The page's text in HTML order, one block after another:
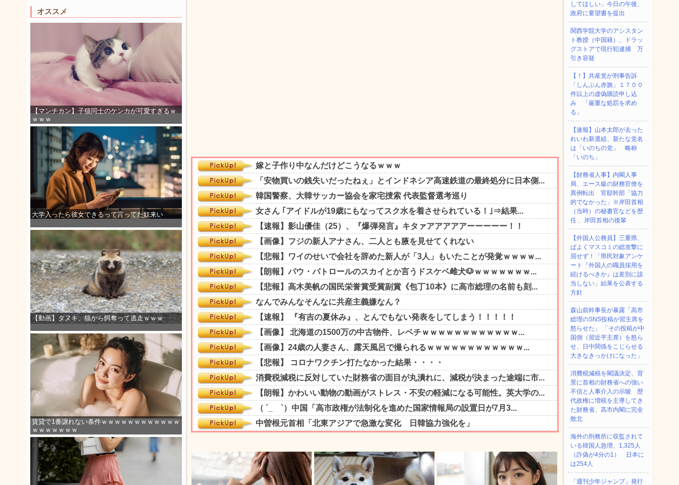
オススメ
【マンチカン】子猫同士のケンカが可愛すぎるｗ
ｗｗｗ
大学入ったら彼女できるって言ってた奴来い
【動画】タヌキ、猫から餌奪って逃走ｗｗｗ
賃貸で1番譲れない条件ｗｗｗｗｗｗｗｗｗｗｗｗ
ｗｗｗｗｗｗｗ
してほしい」今日の午後、
政府に要望書を提出
関西学院大学のアシスタン
ト教授（中国籍）、ドラッ
グストアで現行犯逮捕 万
引き容疑
【！】共産党が刑事告訴
「しんぶん赤旗」１７００
件以上の虚偽購読申し込
み 「厳重な処罰を求め
る」
【速報】山本太郎が去った
れいわ新選組、新たな党名
は「いのちの党」 略称
「いのち」
【財務省人事】内閣人事
局、エース級の財務官僚を
異例転出 官邸幹部「協力
的でなかった」※岸田首相
（当時）の秘書官などを歴
任 、岸田首相の後輩
【外国人公務員】三重県、
ぱよくマスコミの総攻撃に
屈せず！「県民対象アンケ
ート『外国人の職員採用を
続けるべきか』は差別に該
当しない」結果を公表する
方針
森山前幹事長が暴露「高市
総理のSNS投稿が習主席を
怒らせた」 「その投稿が中
国側（習近平主席）を怒ら
せ、日中関係をこじらせる
大きなきっかけになった」
消費税減税を閣議決定、背
景に首相の財務省への強い
不信と人事介入の示唆 歴
代政権に増税を主導してき
た財務省、高市内閣に完全
敗北
海外の刑務所に収監されて
いる韓国人急増、1,325人
（詐偽が4分の1） 日本に
は254人
「週刊少年ジャンプ」発行